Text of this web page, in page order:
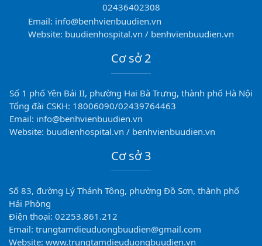
02436402308
Email: info@benhvienbuudien.vn
Website: buudienhospital.vn / benhvienbuudien.vn
Cơ sở 2
Số 1 phố Yên Bái II, phường Hai Bà Trưng, thành phố Hà Nội
Tổng đài CSKH: 18006090/02439764463
Email: info@benhvienbuudien.vn
Website: buudienhospital.vn / benhvienbuudien.vn
Cơ sở 3
Số 83, đường Lý Thánh Tông, phường Đồ Sơn, thành phố
Hải Phòng
Điện thoại: 02253.861.212
Email: trungtamdieuduongbuudien@gmail.com
Website: www.trungtamdieuduongbuudien.vn